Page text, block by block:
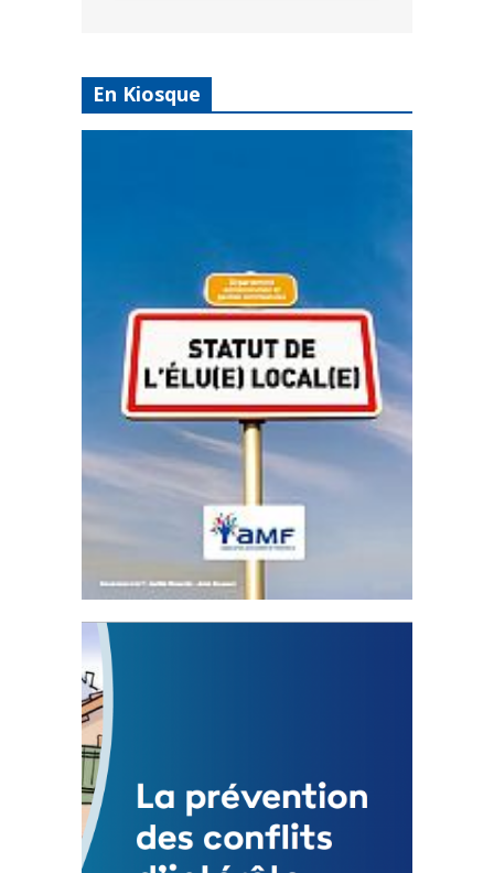
En Kiosque
Statut de l’élu local
3 avril 2024
Mise à jour avril 2024
FEUILLETER